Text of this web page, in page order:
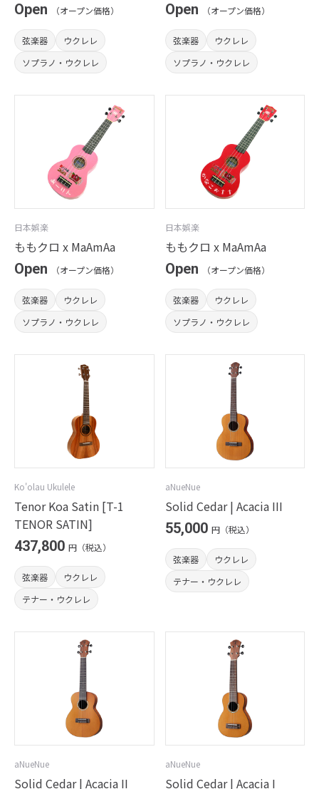
Open
（オープン価格）
弦楽器
ウクレレ
ソプラノ・ウクレレ
Open
（オープン価格）
弦楽器
ウクレレ
ソプラノ・ウクレレ
日本娯楽
ももクロ x MaAmAa
Open
（オープン価格）
弦楽器
ウクレレ
ソプラノ・ウクレレ
日本娯楽
ももクロ x MaAmAa
Open
（オープン価格）
弦楽器
ウクレレ
ソプラノ・ウクレレ
Ko'olau Ukulele
Tenor Koa Satin [T-1
TENOR SATIN]
437,800 円（税込）
弦楽器
ウクレレ
テナー・ウクレレ
aNueNue
Solid Cedar | Acacia III
55,000 円（税込）
弦楽器
ウクレレ
テナー・ウクレレ
aNueNue
Solid Cedar | Acacia II
aNueNue
Solid Cedar | Acacia I